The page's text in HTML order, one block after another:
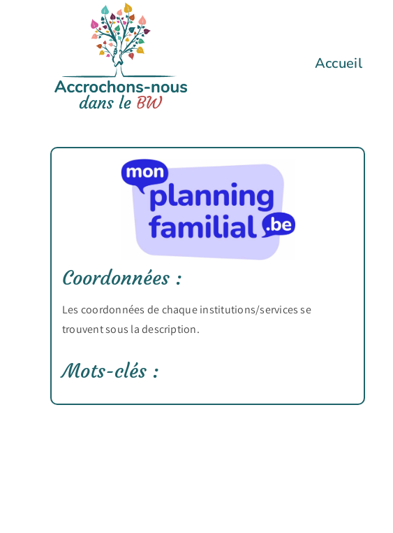
Accueil
Coordonnées :
Les coordonnées de chaque institutions/services se
trouvent sous la description.
Mots-clés :